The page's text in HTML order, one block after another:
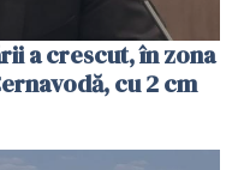
a crescut, în zona
cu 2 cm